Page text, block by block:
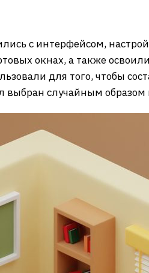
с интерфейсом,
окнах, а также
для того, чтобы
случайным образом